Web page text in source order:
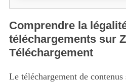
Comprendre la
téléchargements sur
Téléchargement
Le téléchargement de